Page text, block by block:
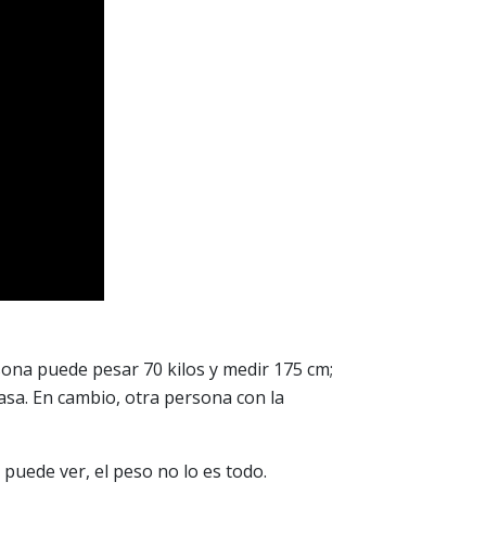
puede pesar 70 kilos y medir 175 cm;
En cambio, otra persona con la
ver, el peso no lo es todo.